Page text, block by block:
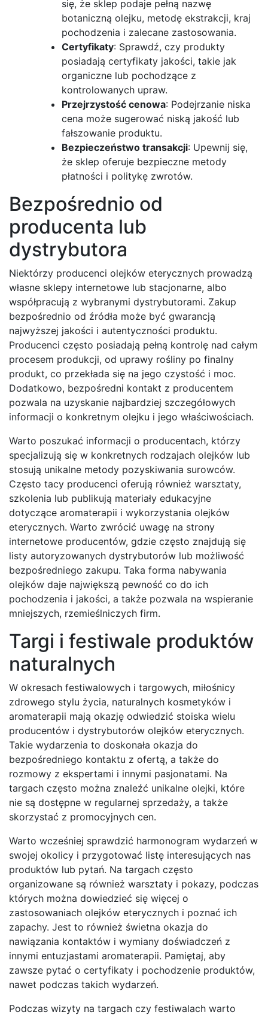
się, że sklep podaje pełną nazwę
botaniczną olejku, metodę ekstrakcji, kraj
pochodzenia i zalecane zastosowania.
Certyfikaty: Sprawdź, czy produkty
posiadają certyfikaty jakości, takie jak
organiczne lub pochodzące z
kontrolowanych upraw.
Przejrzystość cenowa: Podejrzanie niska
cena może sugerować niską jakość lub
fałszowanie produktu.
Bezpieczeństwo transakcji: Upewnij się,
że sklep oferuje bezpieczne metody
płatności i politykę zwrotów.
Bezpośrednio od
producenta lub
dystrybutora
Niektórzy producenci olejków eterycznych prowadzą
własne sklepy internetowe lub stacjonarne, albo
współpracują z wybranymi dystrybutorami. Zakup
bezpośrednio od źródła może być gwarancją
najwyższej jakości i autentyczności produktu.
Producenci często posiadają pełną kontrolę nad całym
procesem produkcji, od uprawy rośliny po finalny
produkt, co przekłada się na jego czystość i moc.
Dodatkowo, bezpośredni kontakt z producentem
pozwala na uzyskanie najbardziej szczegółowych
informacji o konkretnym olejku i jego właściwościach.
Warto poszukać informacji o producentach, którzy
specjalizują się w konkretnych rodzajach olejków lub
stosują unikalne metody pozyskiwania surowców.
Często tacy producenci oferują również warsztaty,
szkolenia lub publikują materiały edukacyjne
dotyczące aromaterapii i wykorzystania olejków
eterycznych. Warto zwrócić uwagę na strony
internetowe producentów, gdzie często znajdują się
listy autoryzowanych dystrybutorów lub możliwość
bezpośredniego zakupu. Taka forma nabywania
olejków daje największą pewność co do ich
pochodzenia i jakości, a także pozwala na wspieranie
mniejszych, rzemieślniczych firm.
Targi i festiwale produktów
naturalnych
W okresach festiwalowych i targowych, miłośnicy
zdrowego stylu życia, naturalnych kosmetyków i
aromaterapii mają okazję odwiedzić stoiska wielu
producentów i dystrybutorów olejków eterycznych.
Takie wydarzenia to doskonała okazja do
bezpośredniego kontaktu z ofertą, a także do
rozmowy z ekspertami i innymi pasjonatami. Na
targach często można znaleźć unikalne olejki, które
nie są dostępne w regularnej sprzedaży, a także
skorzystać z promocyjnych cen.
Warto wcześniej sprawdzić harmonogram wydarzeń w
swojej okolicy i przygotować listę interesujących nas
produktów lub pytań. Na targach często
organizowane są również warsztaty i pokazy, podczas
których można dowiedzieć się więcej o
zastosowaniach olejków eterycznych i poznać ich
zapachy. Jest to również świetna okazja do
nawiązania kontaktów i wymiany doświadczeń z
innymi entuzjastami aromaterapii. Pamiętaj, aby
zawsze pytać o certyfikaty i pochodzenie produktów,
nawet podczas takich wydarzeń.
Podczas wizyty na targach czy festiwalach warto